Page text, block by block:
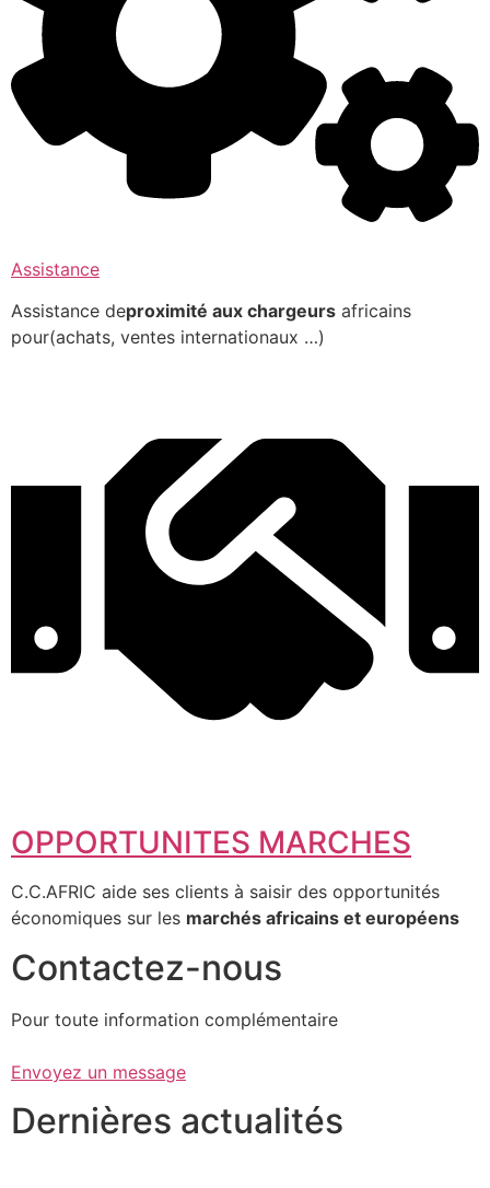
Assistance
Assistance deproximité aux chargeurs africains
pour(achats, ventes internationaux …)
OPPORTUNITES MARCHES
C.C.AFRIC aide ses clients à saisir des opportunités
économiques sur les marchés africains et européens
Contactez-nous
Pour toute information complémentaire
Envoyez un message
Dernières actualités